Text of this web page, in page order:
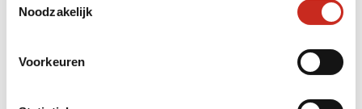
Noodzakelijk
Voorkeuren
vermelding in de Michelin-gids heeft. Het
Beef Noodles”. Het restaurant is eenvoudig,
maar heeft een fijne ambiance. Het heeft een